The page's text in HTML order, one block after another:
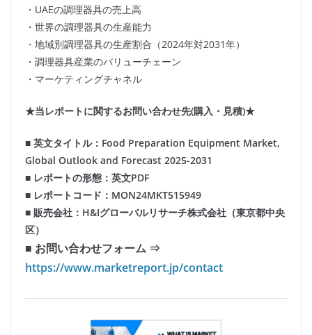
・UAEの調理器具の売上高
・世界の調理器具の生産能力
・地域別調理器具の生産割合（2024年対2031年）
・調理器具産業のバリューチェーン
・マーケティングチャネル
★当レポートに関するお問い合わせ先(購入・見積)★
■ 英文タイトル：Food Preparation Equipment Market,
Global Outlook and Forecast 2025-2031
■ レポートの形態：英文PDF
■ レポートコード：MON24MKT515949
■ 販売会社：H&Iグローバルリサーチ株式会社（東京都中央
区）
■ お問い合わせフォーム ⇒
https://www.marketreport.jp/contact